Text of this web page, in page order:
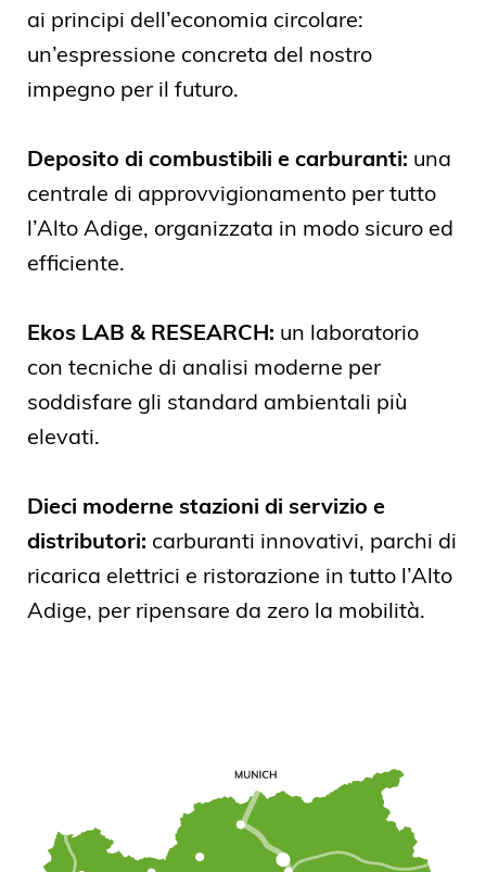
ai principi dell’economia circolare:
un’espressione concreta del nostro
impegno per il futuro.
Deposito di combustibili e carburanti: una
centrale di approvvigionamento per tutto
l’Alto Adige, organizzata in modo sicuro ed
efficiente.
Ekos LAB & RESEARCH: un laboratorio
con tecniche di analisi moderne per
soddisfare gli standard ambientali più
elevati.
Dieci moderne stazioni di servizio e
distributori: carburanti innovativi, parchi di
ricarica elettrici e ristorazione in tutto l’Alto
Adige, per ripensare da zero la mobilità.